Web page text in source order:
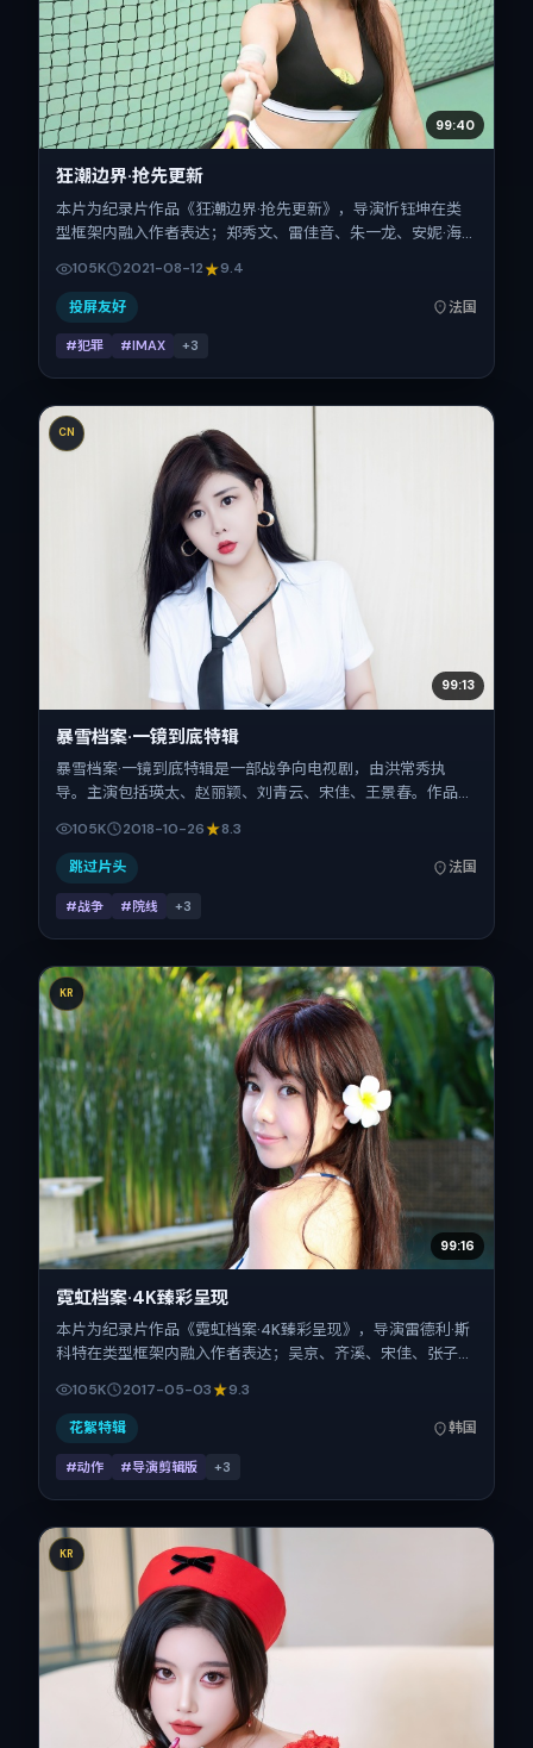
99:40
狂潮边界·抢先更新
本片为纪录片作品《狂潮边界·抢先更新》，导演忻钰坤在类
型框架内融入作者表达；郑秀文、雷佳音、朱一龙、安妮·海
品背景为法国。上映时间 2021年8月12日（公映登记日 2021-
08-12），全片160分钟，节奏张弛有度。
105K 2021-08-12 9.4
投屏友好 法国
#犯罪 #IMAX +3
CN
99:13
暴雪档案·一镜到底特辑
暴雪档案·一镜到底特辑是一部战争向电视剧，由洪常秀执
导。主演包括瑛太、赵丽颖、刘青云、宋佳、王景春。作品主
要在法国取景与发行，2018年国庆档前后与观众见面，首映
日期 2018-10-26，正片时长162分钟。
105K 2018-10-26 8.3
跳过片头 法国
#战争 #院线 +3
KR
99:16
霓虹档案·4K臻彩呈现
本片为纪录片作品《霓虹档案·4K臻彩呈现》，导演雷德利·斯
科特在类型框架内融入作者表达；吴京、齐溪、宋佳、张子
与出品背景为韩国。上映时间 2017年5月3日（公映登记日
2017-05-03），全片169分钟，节奏张弛有度。
105K 2017-05-03 9.3
花絮特辑 韩国
#动作 #导演剪辑版 +3
KR